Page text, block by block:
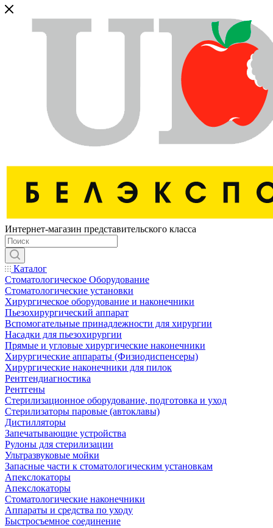
Интернет-магазин представительского класса
Каталог
Стоматологическое Оборудование
Стоматологические установки
Хирургическое оборудование и наконечники
Пьезохирургический аппарат
Вспомогательные принадлежности для хирургии
Насадки для пьезохирургии
Прямые и угловые хирургические наконечники
Хирургические аппараты (Физиодиспенсеры)
Хирургические наконечники для пилок
Рентгендиагностика
Рентгены
Стерилизационное оборудование, подготовка и уход
Стерилизаторы паровые (автоклавы)
Дистилляторы
Запечатывающие устройства
Рулоны для стерилизации
Ультразвуковые мойки
Запасные части к стоматологическим установкам
Апекслокаторы
Апекслокаторы
Стоматологические наконечники
Аппараты и средства по уходу
Быстросъемное соединение